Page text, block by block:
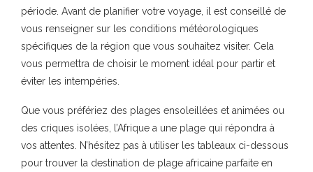
période. Avant de planifier votre voyage, il est conseillé de
vous renseigner sur les conditions météorologiques
spécifiques de la région que vous souhaitez visiter. Cela
vous permettra de choisir le moment idéal pour partir et
éviter les intempéries.
Que vous préfériez des plages ensoleillées et animées ou
des criques isolées, l’Afrique a une plage qui répondra à
vos attentes. N’hésitez pas à utiliser les tableaux ci-dessous
pour trouver la destination de plage africaine parfaite en